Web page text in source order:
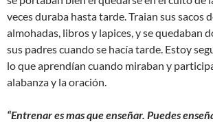
veces duraba hasta tarde. Traian sus sacos
almohadas, libros y lapices, y se quedaban
sus padres cuando se hacía tarde. Estoy
lo que aprendían cuando miraban y
alabanza y la oración.
“Entrenar es mas que enseñar. Puedes